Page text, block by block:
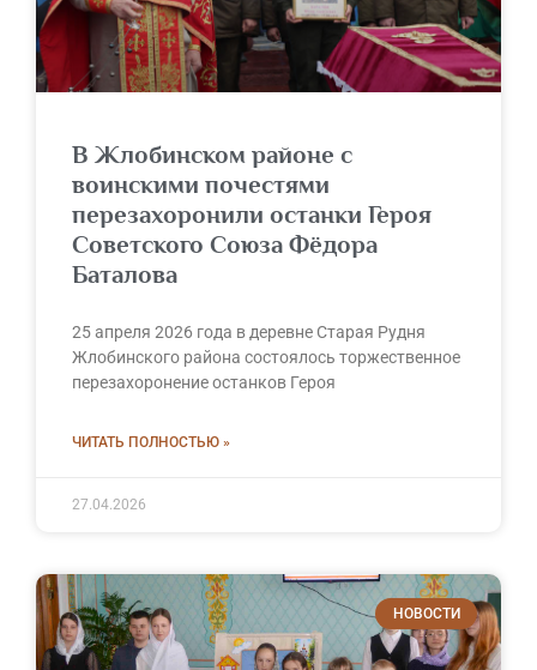
В Жлобинском районе с
воинскими почестями
перезахоронили останки Героя
Советского Союза Фёдора
Баталова
25 апреля 2026 года в деревне Старая Рудня
Жлобинского района состоялось торжественное
перезахоронение останков Героя
ЧИТАТЬ ПОЛНОСТЬЮ »
27.04.2026
НОВОСТИ